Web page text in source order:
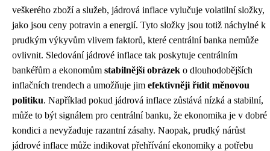
veškerého zboží a služeb, jádrová inflace vylučuje volatilní složky,
jako jsou ceny potravin a energií. Tyto složky jsou totiž náchylné k
prudkým výkyvům vlivem faktorů, které centrální banka nemůže
ovlivnit. Sledování jádrové inflace tak poskytuje centrálním
bankéřům a ekonomům stabilnější obrázek o dlouhodobějších
inflačních trendech a umožňuje jim efektivněji řídit měnovou
politiku. Například pokud jádrová inflace zůstává nízká a stabilní,
může to být signálem pro centrální banku, že ekonomika je v dobré
kondici a nevyžaduje razantní zásahy. Naopak, prudký nárůst
jádrové inflace může indikovat přehřívání ekonomiky a potřebu